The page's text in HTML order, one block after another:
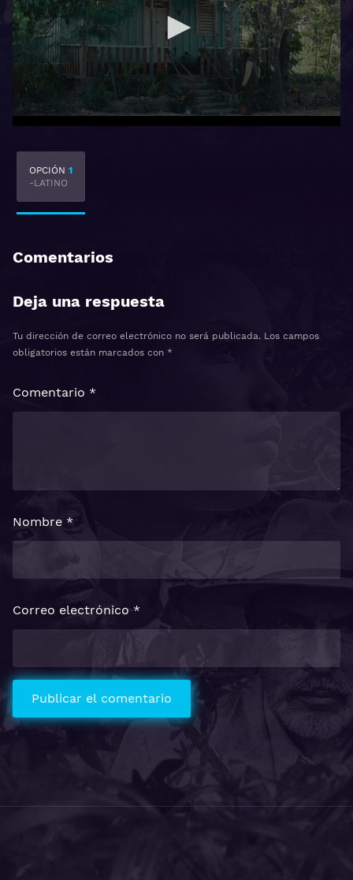
OPCIÓN 1
-LATINO
Comentarios
Deja una respuesta
Tu dirección de correo electrónico no será publicada. Los campos
obligatorios están marcados con *
Comentario *
Nombre *
Correo electrónico*